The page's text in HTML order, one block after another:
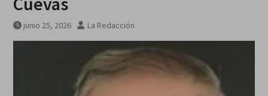
junio 25, 2026 La Redacción